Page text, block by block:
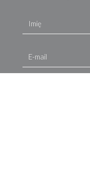
Imię
E-mail